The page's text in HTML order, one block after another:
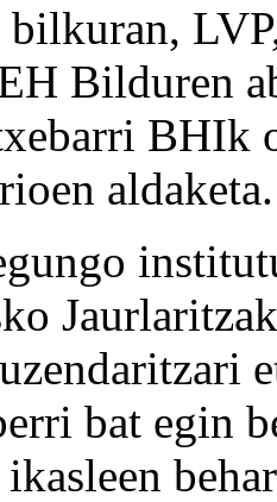
Bilduren
BHIk
aldaketa.
bat egin